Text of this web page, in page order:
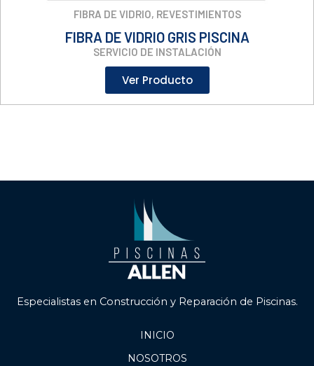
FIBRA DE VIDRIO, REVESTIMIENTOS
FIBRA DE VIDRIO GRIS PISCINA
SERVICIO DE INSTALACIÓN
Ver Producto
Especialistas en Construcción y Reparación de Piscinas.
INICIO
NOSOTROS